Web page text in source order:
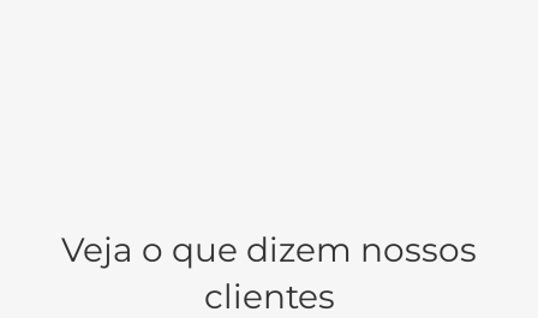
Veja o que dizem nossos
clientes